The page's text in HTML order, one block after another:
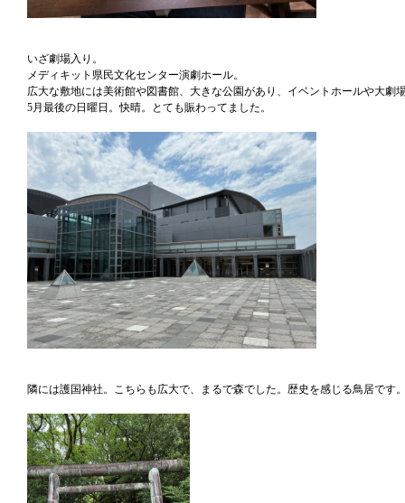
いざ劇場入り。
メディキット県民文化センター演劇ホール。
広大な敷地には美術館や図書館、大きな公園があり、イベントホールや大劇
5月最後の日曜日。快晴。とても賑わってました。
隣には護国神社。こちらも広大で、まるで森でした。歴史を感じる鳥居です。